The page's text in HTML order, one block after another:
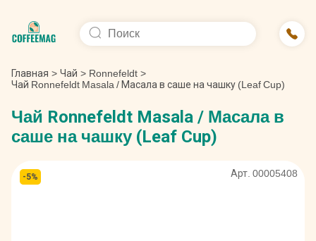
Главная > Чай > Ronnefeldt >
Чай Ronnefeldt Masala / Масала в саше на чашку (Leaf Cup)
Чай Ronnefeldt Masala / Масала в
саше на чашку (Leaf Cup)
Арт. 00005408
-5%